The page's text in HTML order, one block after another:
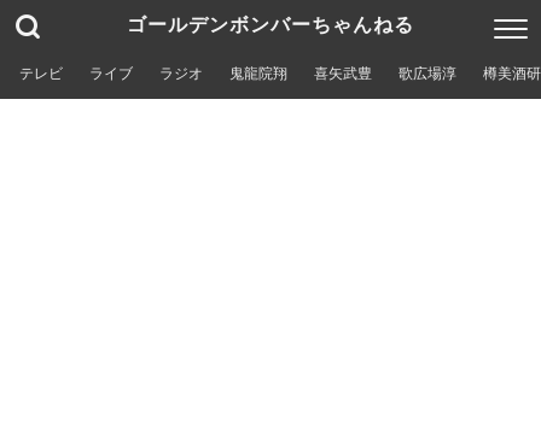
ゴールデンボンバーちゃんねる
テレビ ライブ ラジオ 鬼龍院翔 喜矢武豊 歌広場淳 樽美酒